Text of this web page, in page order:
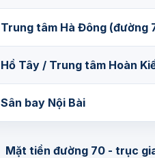
Trung tâm Hà Đông (đường
Hồ Tây / Trung tâm Hoàn
Sân bay Nội Bài
Mặt tiền đường 70 - trục